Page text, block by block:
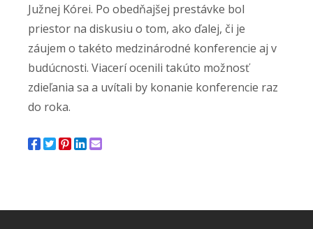
Južnej Kórei. Po obedňajšej prestávke bol
priestor na diskusiu o tom, ako ďalej, či je
záujem o takéto medzinárodné konferencie aj v
budúcnosti. Viacerí ocenili takúto možnosť
zdieľania sa a uvítali by konanie konferencie raz
do roka.